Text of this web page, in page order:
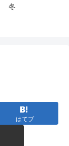
冬
はてブ